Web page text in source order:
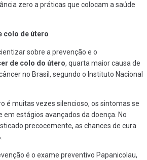
zero a práticas que colocam a saúde
colo de útero
sobre a prevenção e o
de colo do útero, quarta maior causa de
no Brasil, segundo o Instituto Nacional
é muitas vezes silencioso, os sintomas se
estágios avançados da doença. No
precocemente, as chances de cura
é o exame preventivo Papanicolau,